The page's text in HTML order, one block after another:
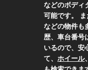
などのボディ
可能です。 ま
などの物件も
歴、車台番号
いるので、安
て、 ホイール、